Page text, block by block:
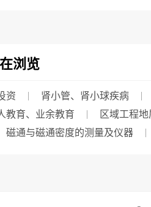
浏览
资 肾小管、肾小球疾病
教育、业余教育 区域工程地
磁通与磁通密度的测量及仪器